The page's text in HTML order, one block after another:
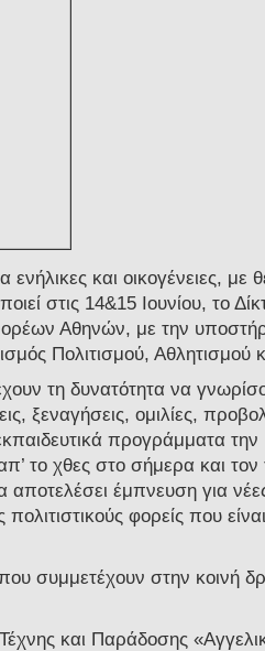
ενήλικες και οικογένειες, με
στις 14&15 Ιουνίου, το
Αθηνών, με την
Πολιτισμού, Αθλητισμού
τη δυνατότητα να
ξεναγήσεις, ομιλίες,
προγράμματα την
το χθες στο σήμερα και
αποτελέσει έμπνευση για
πολιτιστικούς φορείς που
συμμετέχουν στην κοινή
και Παράδοσης